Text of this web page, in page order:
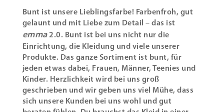
Bunt ist unsere Lieblingsfarbe! Farbenfroh, gut
gelaunt und mit Liebe zum Detail – das ist
emma2.0. Bunt ist bei uns nicht nur die
Einrichtung, die Kleidung und viele unserer
Produkte. Das ganze Sortiment ist bunt, für
jeden etwas dabei, Frauen, Männer, Teenies und
Kinder. Herzlichkeit wird bei uns groß
geschrieben und wir geben uns viel Mühe, dass
sich unsere Kunden bei uns wohl und gut